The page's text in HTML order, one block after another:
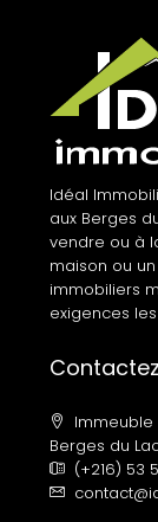
Idéal
aux Berges
vendre ou à
maison ou
immobiliers
exigences
Immeuble
Berges du
(+216) 53